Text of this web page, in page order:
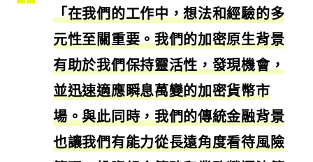
「在我們的工作中，想法和經驗的多
元性至關重要。我們的加密原生背景
有助於我們保持靈活性，發現機會，
並迅速適應瞬息萬變的加密貨幣市
場。與此同時，我們的傳統金融背景
也讓我們有能力從長遠角度看待風險